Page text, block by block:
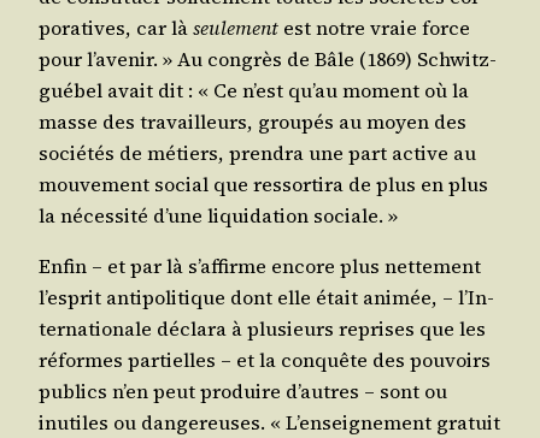
po­ra­tives, car làseule­ment est notre vraie force
pour l’a­ve­nir. » Au congrès de Bâle (1869) Schwitz­
gué­bel avait dit : « Ce n’est qu’au moment où la
masse des tra­vailleurs, grou­pés au moyen des
socié­tés de métiers, pren­dra une part active au
mou­ve­ment social que res­sor­ti­ra de plus en plus
la néces­si­té d’une liqui­da­tion sociale. »
Enfin – et par là s’af­firme encore plus net­te­ment
l’es­prit anti­po­li­tique dont elle était ani­mée, – l’In­
ter­na­tio­nale décla­ra à plu­sieurs reprises que les
réformes par­tielles – et la conquête des pou­voirs
publics n’en peut pro­duire d’autres – sont ou
inutiles ou dan­ge­reuses. « L’en­sei­gne­ment gra­tuit